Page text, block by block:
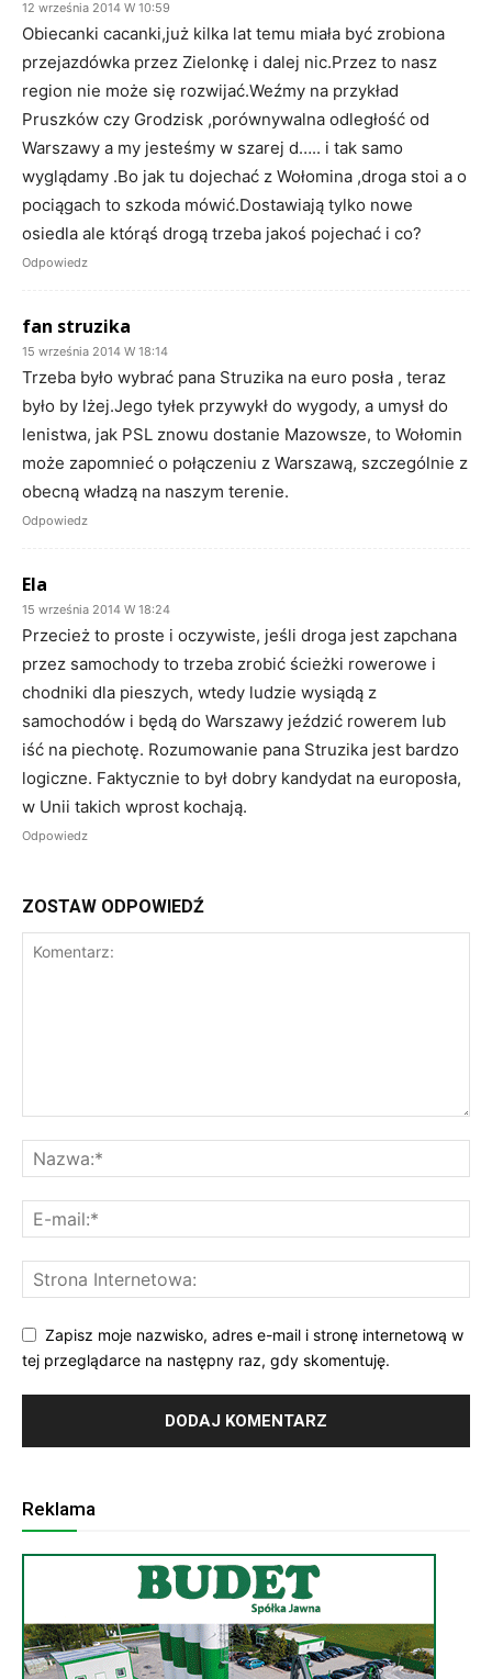
12 września 2014 W 10:59
Obiecanki cacanki,już kilka lat temu miała być zrobiona
przejazdówka przez Zielonkę i dalej nic.Przez to nasz
region nie może się rozwijać.Weźmy na przykład
Pruszków czy Grodzisk ,porównywalna odległość od
Warszawy a my jesteśmy w szarej d….. i tak samo
wyglądamy .Bo jak tu dojechać z Wołomina ,droga stoi a o
pociągach to szkoda mówić.Dostawiają tylko nowe
osiedla ale którąś drogą trzeba jakoś pojechać i co?
Odpowiedz
fan struzika
15 września 2014 W 18:14
Trzeba było wybrać pana Struzika na euro posła , teraz
było by lżej.Jego tyłek przywykł do wygody, a umysł do
lenistwa, jak PSL znowu dostanie Mazowsze, to Wołomin
może zapomnieć o połączeniu z Warszawą, szczególnie z
obecną władzą na naszym terenie.
Odpowiedz
Ela
15 września 2014 W 18:24
Przecież to proste i oczywiste, jeśli droga jest zapchana
przez samochody to trzeba zrobić ścieżki rowerowe i
chodniki dla pieszych, wtedy ludzie wysiądą z
samochodów i będą do Warszawy jeździć rowerem lub
iść na piechotę. Rozumowanie pana Struzika jest bardzo
logiczne. Faktycznie to był dobry kandydat na europosła,
w Unii takich wprost kochają.
Odpowiedz
ZOSTAW ODPOWIEDŹ
Zapisz moje nazwisko, adres e-mail i stronę internetową w
tej przeglądarce na następny raz, gdy skomentuję.
Reklama